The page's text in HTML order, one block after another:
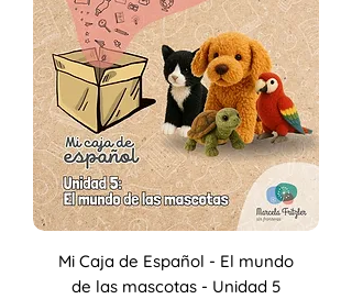
Mi Caja de Español - El mundo
de las mascotas - Unidad 5